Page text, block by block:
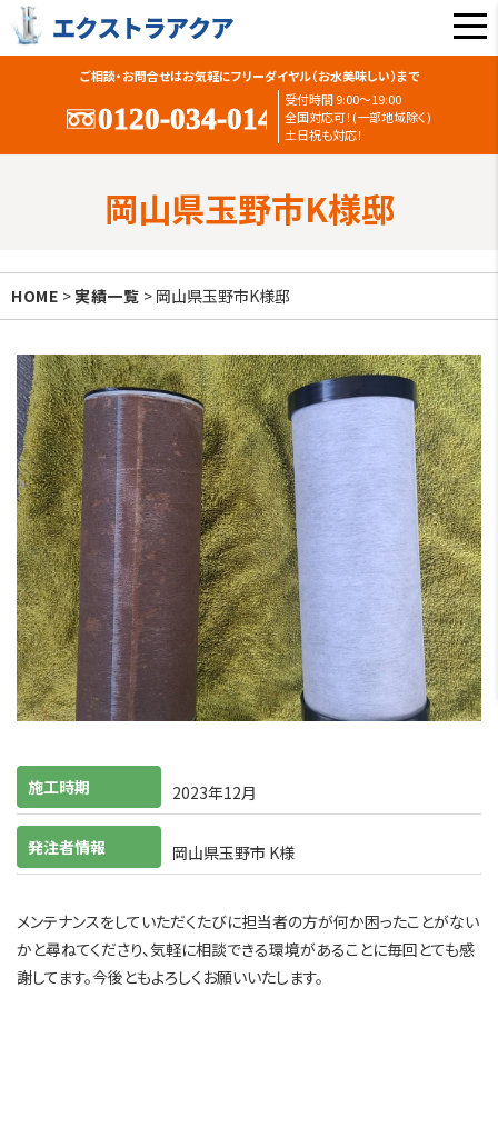
ご相談・お問合せはお気軽にフリーダイヤル（お水美味しい）まで
受付時間 9:00〜19:00
全国対応可！(一部地域除く)
土日祝も対応！
岡山県玉野市K様邸
HOME >実績一覧 > 岡山県玉野市K様邸
施工時期 2023年12月
発注者情報 岡山県玉野市 K様
メンテナンスをしていただくたびに担当者の方が何か困ったことがない
かと尋ねてくださり、気軽に相談できる環境があることに毎回とても感
謝してます。今後ともよろしくお願いいたします。